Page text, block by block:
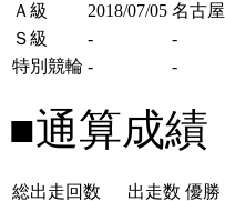
Ａ級
2018/07/05 名古屋
Ｓ級
- -
特別競輪 - -
■通算成績
総出走回数 出走数 優勝